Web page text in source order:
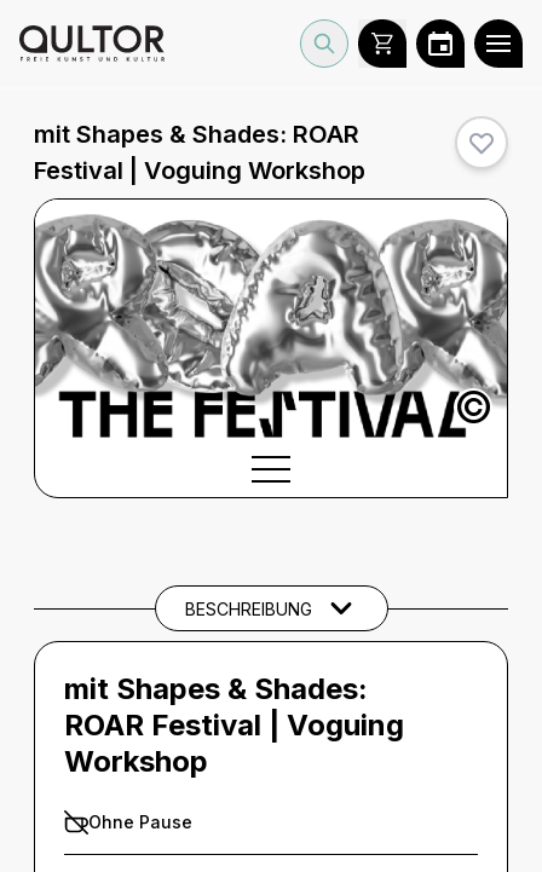
mit Shapes & Shades: ROAR
Festival | Voguing Workshop
©
BESCHREIBUNG
mit Shapes & Shades:
ROAR Festival | Voguing
Workshop
Ohne Pause